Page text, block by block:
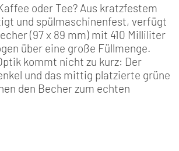
oder Tee? Aus kratzfestem
und spülmaschinenfest, verfügt
(97 x 89 mm) mit 410 Milliliter
über eine große Füllmenge.
kommt nicht zu kurz: Der
und das mittig platzierte grüne
den Becher zum echten